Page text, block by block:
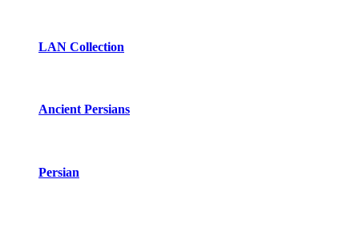
LAN Collection
Ancient Persians
Persian